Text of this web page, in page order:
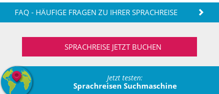
FAQ - HÄUFIGE FRAGEN ZU IHRER SPRACHREISE
SPRACHREISE JETZT BUCHEN
Jetzt testen:
Sprachreisen Suchmaschine